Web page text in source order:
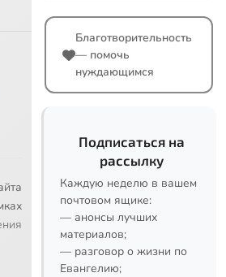
Благотворительность
— помочь
нуждающимся
Подписаться на
рассылку
Каждую неделю в вашем
почтовом ящике:
— анонсы лучших
материалов;
— разговор о жизни по
Евангелию;